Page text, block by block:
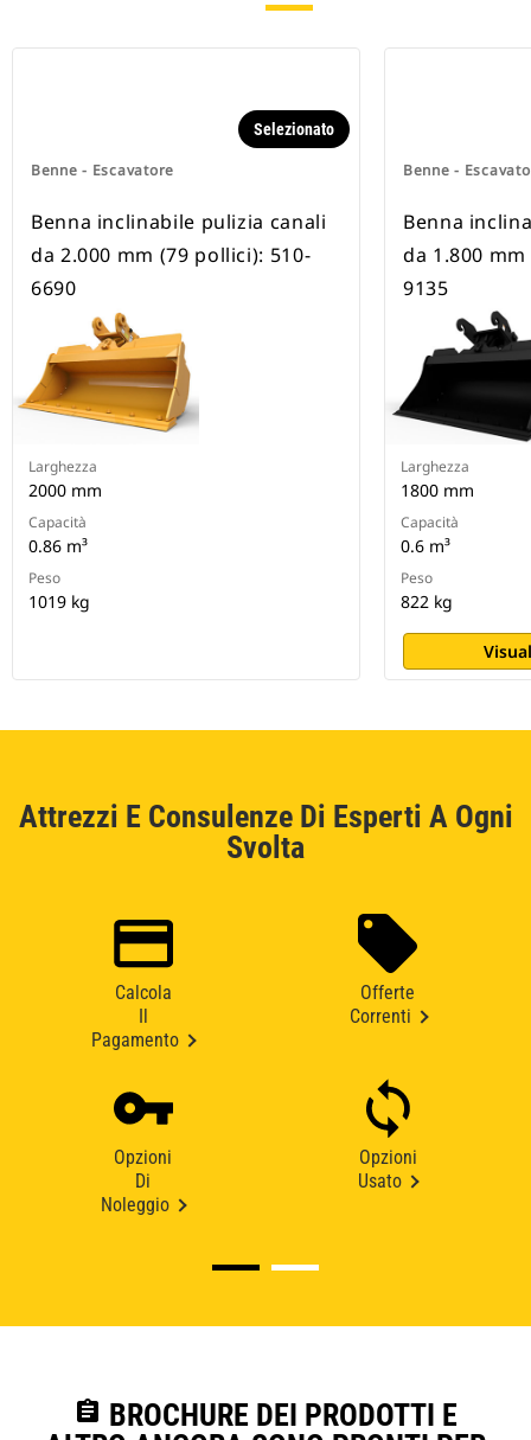
Benne - Escavatore
Selezionato
Benna inclinabile pulizia canali
da 2.000 mm (79 pollici): 510-
6690
Larghezza
2000 mm
Capacità
0.86 m³
Peso
1019 kg
Benne -
Benna
da 1.800
9135
Larghezza
1800 mm
Capacità
0.6 m³
Peso
822 kg
Attrezzi E Consulenze Di Esperti A Ogni
Svolta
Calcola
Pagamento
Offerte
Correnti
Opzioni
Di
Noleggio
Opzioni
Usato
assignment BROCHURE DEI PRODOTTI E